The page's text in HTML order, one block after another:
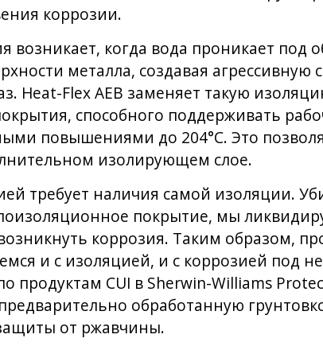
коррозии.
возникает, когда вода проникает под
металла, создавая агрессивную
Heat-Flex AEB заменяет такую
способного поддерживать
повышениями до 204°C. Это
изолирующем слое.
требует наличия самой изоляции.
покрытие, мы
коррозия. Таким образом,
и с изоляцией, и с коррозией под
продуктам CUI в Sherwin-Williams
обработанную
от ржавчины.